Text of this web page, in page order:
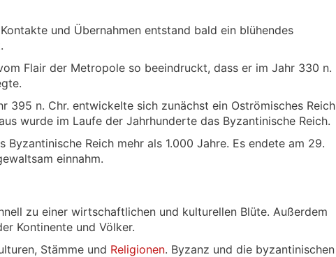
und Übernahmen entstand bald ein blühendes
Flair der Metropole so beeindruckt, dass er im Jahr 330 n.
395 n. Chr. entwickelte sich zunächst ein Oströmisches Reich
wurde im Laufe der Jahrhunderte das Byzantinische Reich.
Reich mehr als 1.000 Jahre. Es endete am 29.
einnahm.
zu einer wirtschaftlichen und kulturellen Blüte. Außerdem
Kontinente und Völker.
Stämme und Religionen. Byzanz und die byzantinischen